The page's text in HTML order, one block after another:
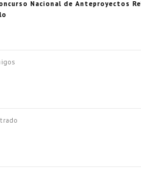
Nacional de Anteproyectos